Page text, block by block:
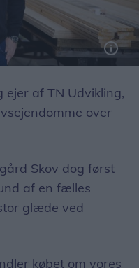
ejer af TN Udvikling,
over
Skov dog først
af en fælles
glæde ved
købet om vores